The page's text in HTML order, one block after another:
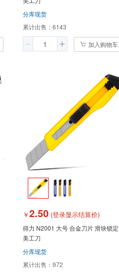
分库现货
累计出售： 6143
加入购物车
￥2.50 (登录显示结算价)
得力 N2001 大号 合金刀片 滑块锁定
美工刀
分库现货
累计出售： 972